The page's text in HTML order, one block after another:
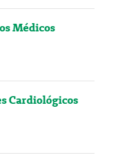
Médicos
Cardiológicos